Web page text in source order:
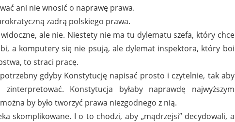
ani nie wnosić o naprawę prawa.
zadrą polskiego prawa.
ale nie. Niestety nie ma tu dylematu szefa, który chce
a komputery się nie psują, ale dylemat inspektora, który boi
to straci pracę.
gdyby Konstytucję napisać prosto i czytelnie, tak aby
Konstytucja byłaby naprawdę najwyższym
by było tworzyć prawa niezgodnego z nią.
skomplikowane. I o to chodzi, aby „mądrzejsi” decydowali, a